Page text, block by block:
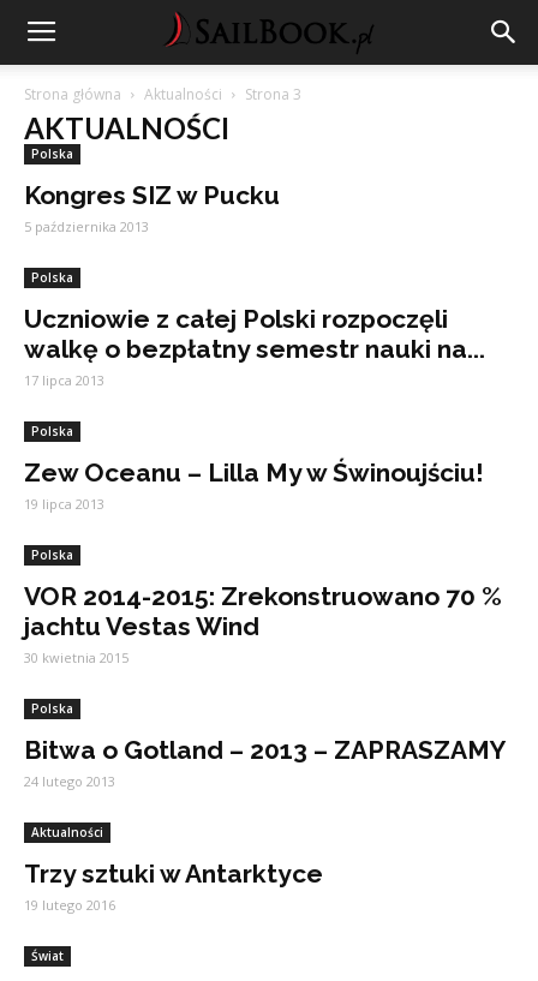
Strona główna Aktualności Strona 3
AKTUALNOŚCI
Polska
Kongres SIZ w Pucku
5 października 2013
Polska
Uczniowie z całej Polski rozpoczęli
walkę o bezpłatny semestr nauki na...
17 lipca 2013
Polska
Zew Oceanu – Lilla My w Świnoujściu!
19 lipca 2013
Polska
VOR 2014-2015: Zrekonstruowano 70 %
jachtu Vestas Wind
30 kwietnia 2015
Polska
Bitwa o Gotland – 2013 – ZAPRASZAMY
24 lutego 2013
Aktualności
Trzy sztuki w Antarktyce
19 lutego 2016
Świat